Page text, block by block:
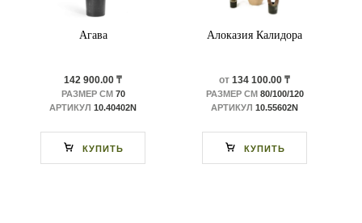
Агава
142 900.00 ₸
РАЗМЕР СМ70
АРТИКУЛ 10.40402N
КУПИТЬ
Алоказия Калидора
от 134 100.00 ₸
РАЗМЕР СМ80/100/120
АРТИКУЛ 10.55602N
КУПИТЬ